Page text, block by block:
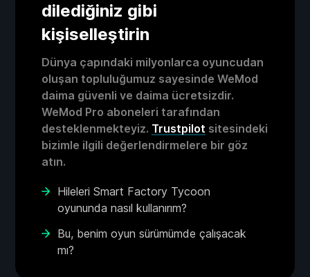
dilediğiniz gibi
kişiselleştirin
Dünya çapındaki milyonlarca oyuncudan
oluşan topluluğumuz sayesinde WeMod
daima güvenli ve daima ücretsizdir.
WeMod Pro aboneleri tarafından
desteklenmekteyiz. Trustpilot sitesindeki
bizimle ilgili değerlendirmelere bir göz
atın.
Hileleri Smart Factory Tycoon
oyununda nasıl kullanırım?
Bu, benim oyun sürümümde çalışacak
mı?